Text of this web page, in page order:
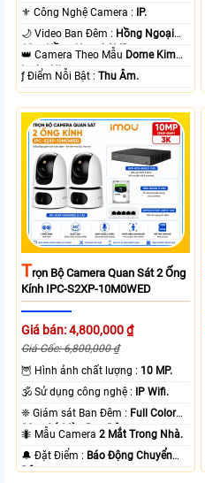
⚜️ Công Nghệ Camera :
IP.
🌙 Video Ban Đêm : Hồng Ngoại
10m Hồng Ngoại SMD.
👑 Camera Theo Mẫu Dome Kim
loại + Nhựa.
️ƒ Điểm Nỗi Bật :Thu Âm.
TRọn Bộ Camera Quan Sát 2 Ống
Kính IPC-S2XP-10M0WED
Giá bán: 4,800,000 ₫
Giá Gốc: 6,800,000 ₫
🦉 Hình ảnh chất lượng : 10 MP.
🕉️ Sử dụng công nghệ : IP Wifi.
❈ Giám sát Ban Đêm : Full Color
20m Có Màu Ban Ðêm.
🐜 Mẫu Camera2 Mắt Trong Nhà.
️🔔 Đặt Điểm : Báo Động Chuyển
Động.